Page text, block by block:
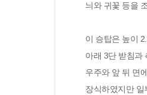
늬와 귀꽃 등을
이 승탑은 높이
아래 3단 받침과
우주와 앞 뒤 면
장식하였지만 일